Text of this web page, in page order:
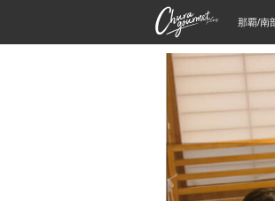
那覇/南